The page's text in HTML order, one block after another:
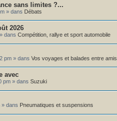
sans limites ?...
» dans Débats
2026
dans Compétition, rallye et sport automobile
pm» dans Vos voyages et balades entre amis
avec
pm» dans Suzuki
» dans Pneumatiques et suspensions